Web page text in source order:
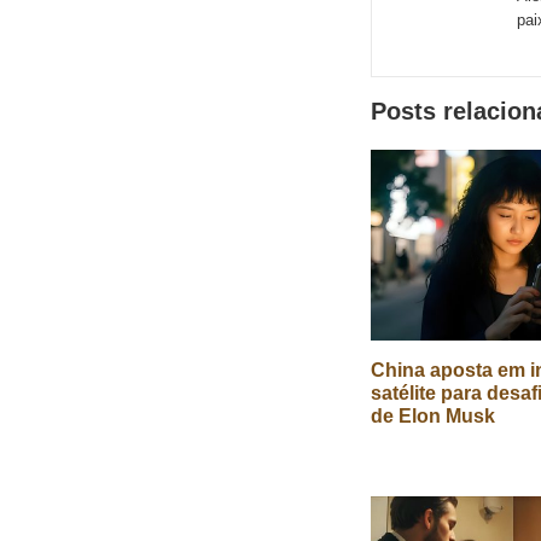
Posts
China aposta em
satélite para
de Elon Musk